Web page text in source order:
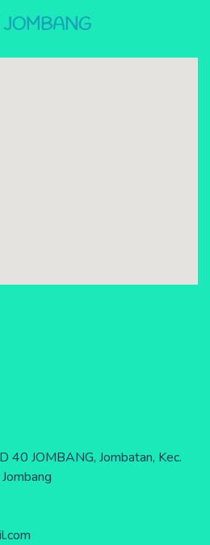
JOMBANG
40 JOMBANG, Jombatan, Kec.